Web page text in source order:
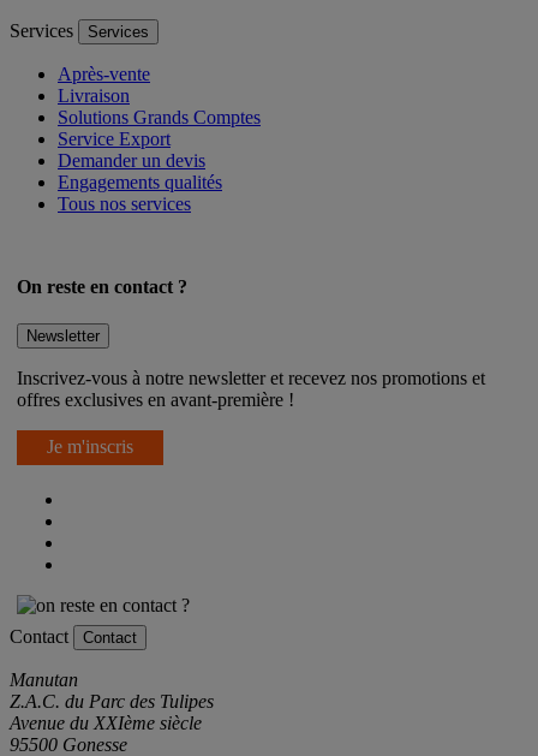
Services Services
Après-vente
Livraison
Solutions Grands Comptes
Service Export
Demander un devis
Engagements qualités
Tous nos services
On reste en contact ?
Newsletter
Inscrivez-vous à notre newsletter et recevez nos promotions et
offres exclusives en avant-première !
Je m'inscris
Contact Contact
Manutan
Z.A.C. du Parc des Tulipes
Avenue du XXIème siècle
95500 Gonesse